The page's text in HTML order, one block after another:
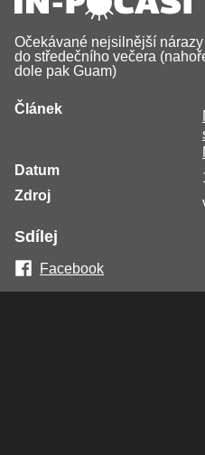
Očekávané nejsilnější
do středečního večera
dole pak Guam)
Článek
Datum
Zdroj
Sdílej
Facebook